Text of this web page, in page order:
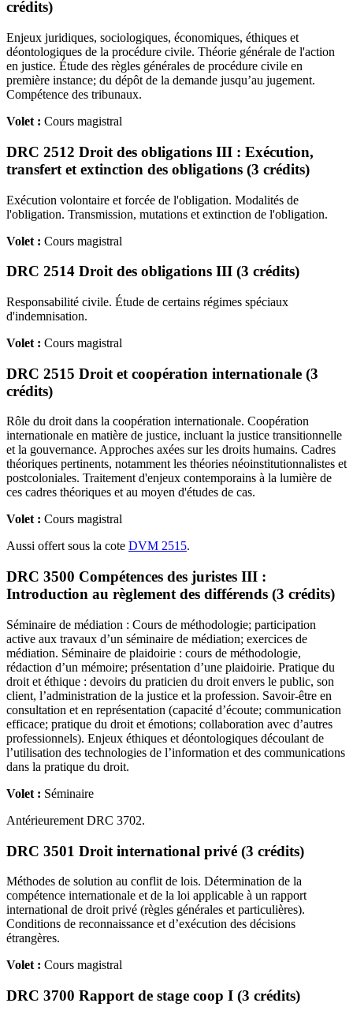
crédits)
Enjeux juridiques, sociologiques, économiques, éthiques et
déontologiques de la procédure civile. Théorie générale de l'action
en justice. Étude des règles générales de procédure civile en
première instance; du dépôt de la demande jusqu’au jugement.
Compétence des tribunaux.
Volet : Cours magistral
DRC 2512 Droit des obligations III : Exécution,
transfert et extinction des obligations (3 crédits)
Exécution volontaire et forcée de l'obligation. Modalités de
l'obligation. Transmission, mutations et extinction de l'obligation.
Volet : Cours magistral
DRC 2514 Droit des obligations III (3 crédits)
Responsabilité civile. Étude de certains régimes spéciaux
d'indemnisation.
Volet : Cours magistral
DRC 2515 Droit et coopération internationale (3
crédits)
Rôle du droit dans la coopération internationale. Coopération
internationale en matière de justice, incluant la justice transitionnelle
et la gouvernance. Approches axées sur les droits humains. Cadres
théoriques pertinents, notamment les théories néoinstitutionnalistes et
postcoloniales. Traitement d'enjeux contemporains à la lumière de
ces cadres théoriques et au moyen d'études de cas.
Volet : Cours magistral
Aussi offert sous la cote DVM 2515.
DRC 3500 Compétences des juristes III :
Introduction au règlement des différends (3 crédits)
Séminaire de médiation : Cours de méthodologie; participation
active aux travaux d’un séminaire de médiation; exercices de
médiation. Séminaire de plaidoirie : cours de méthodologie,
rédaction d’un mémoire; présentation d’une plaidoirie. Pratique du
droit et éthique : devoirs du praticien du droit envers le public, son
client, l’administration de la justice et la profession. Savoir-être en
consultation et en représentation (capacité d’écoute; communication
efficace; pratique du droit et émotions; collaboration avec d’autres
professionnels). Enjeux éthiques et déontologiques découlant de
l’utilisation des technologies de l’information et des communications
dans la pratique du droit.
Volet : Séminaire
Antérieurement DRC 3702.
DRC 3501 Droit international privé (3 crédits)
Méthodes de solution au conflit de lois. Détermination de la
compétence internationale et de la loi applicable à un rapport
international de droit privé (règles générales et particulières).
Conditions de reconnaissance et d’exécution des décisions
étrangères.
Volet : Cours magistral
DRC 3700 Rapport de stage coop I (3 crédits)